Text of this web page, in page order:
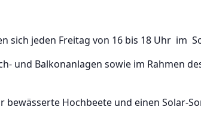
sich jeden Freitag von 16 bis 18 Uhr im
und Balkonanlagen sowie im Rahmen
bewässerte Hochbeete und einen Solar-